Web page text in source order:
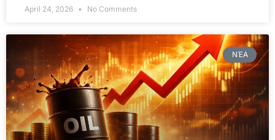
April 24, 2026 No Comments
ΝΈΑ